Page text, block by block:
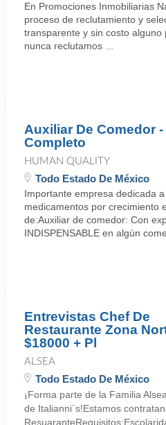
En Promociones Inmobiliarias
proceso de reclutamiento y
transparente y sin costo alguno
nunca reclutamos ...
Auxiliar De Comedor
Completo
HUMAN QUALITY
Todo Estado De México
Importante empresa dedicada
medicamentos por crecimiento
de:Auxiliar de comedor: Con
INDISPENSABLE en algún
Entrevistas Chef De
Restaurante Zona
$18000 + Pl
ALSEA
Todo Estado De México
¡Forma parte de la Familia
de Italianni´s!Estamos